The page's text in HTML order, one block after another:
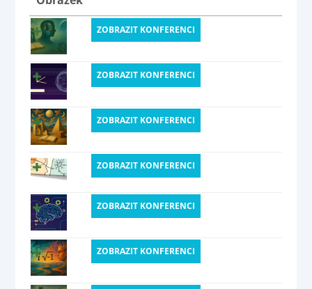
ZOBRAZIT KONFERENCI
ZOBRAZIT KONFERENCI
ZOBRAZIT KONFERENCI
ZOBRAZIT KONFERENCI
ZOBRAZIT KONFERENCI
ZOBRAZIT KONFERENCI